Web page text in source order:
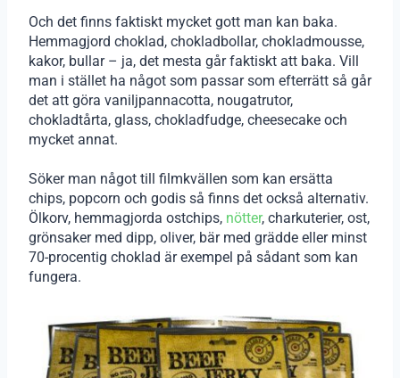
Och det finns faktiskt mycket gott man kan baka.
Hemmagjord choklad, chokladbollar, chokladmousse,
kakor, bullar – ja, det mesta går faktiskt att baka. Vill
man i stället ha något som passar som efterrätt så går
det att göra vaniljpannacotta, nougatrutor,
chokladtårta, glass, chokladfudge, cheesecake och
mycket annat.
Söker man något till filmkvällen som kan ersätta
chips, popcorn och godis så finns det också alternativ.
Ölkorv, hemmagjorda ostchips, nötter, charkuterier, ost,
grönsaker med dipp, oliver, bär med grädde eller minst
70-procentig choklad är exempel på sådant som kan
fungera.